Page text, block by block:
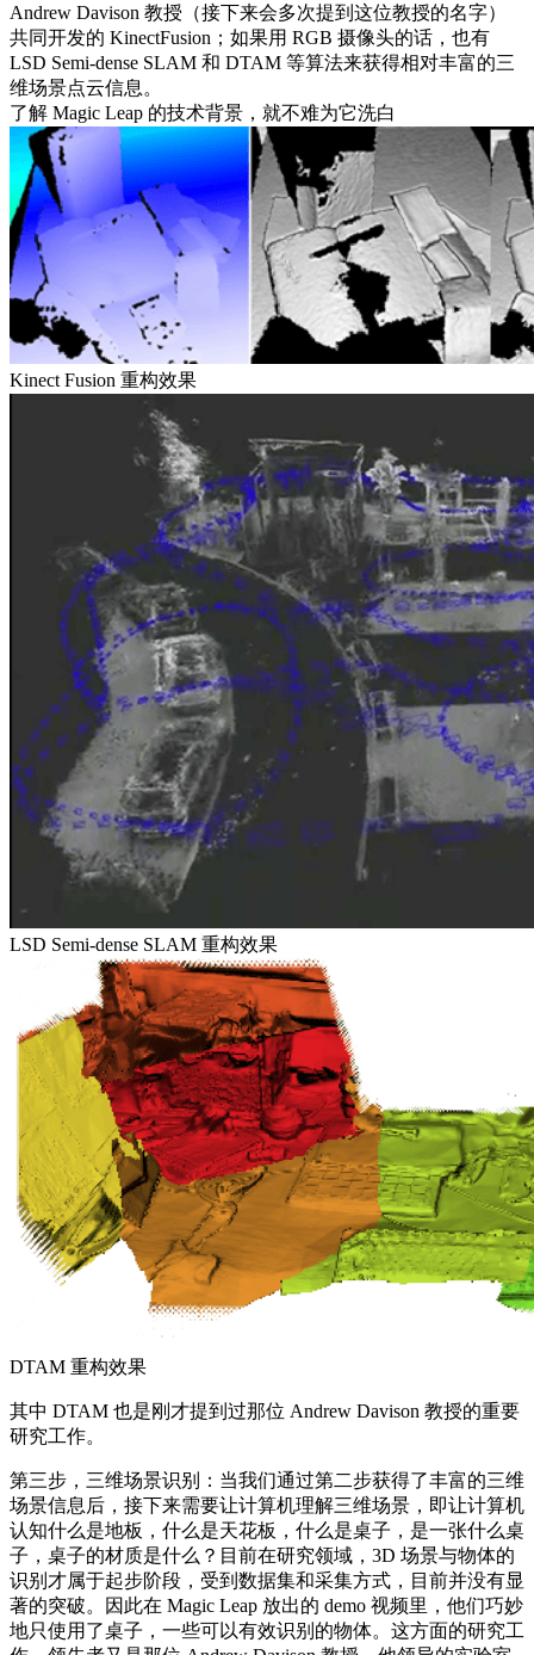
Andrew Davison 教授（接下来会多次提到这位教授的名字）
共同开发的 KinectFusion；如果用 RGB 摄像头的话，也有
LSD Semi-dense SLAM 和 DTAM 等算法来获得相对丰富的三
维场景点云信息。
了解 Magic Leap 的技术背景，就不难为它洗白
Kinect Fusion 重构效果
LSD Semi-dense SLAM 重构效果
DTAM 重构效果
其中 DTAM 也是刚才提到过那位 Andrew Davison 教授的重要
研究工作。
第三步，三维场景识别：当我们通过第二步获得了丰富的三维
场景信息后，接下来需要让计算机理解三维场景，即让计算机
认知什么是地板，什么是天花板，什么是桌子，是一张什么桌
子，桌子的材质是什么？目前在研究领域，3D 场景与物体的
识别才属于起步阶段，受到数据集和采集方式，目前并没有显
著的突破。因此在 Magic Leap 放出的 demo 视频里，他们巧妙
地只使用了桌子，一些可以有效识别的物体。这方面的研究工